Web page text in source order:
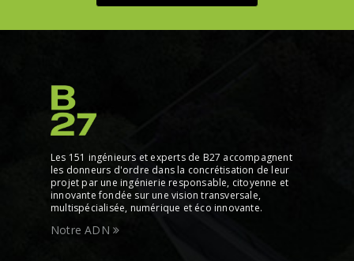
Les 151 ingénieurs et experts de B27 accompagnent
les donneurs d'ordre dans la concrétisation de leur
projet par une ingénierie responsable, citoyenne et
innovante fondée sur une vision transversale,
multispécialisée, numérique et éco innovante.
Notre ADN